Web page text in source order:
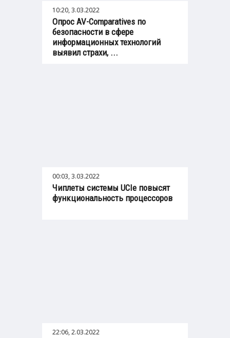
10:20, 3.03.2022
Опрос AV-Comparatives по
безопасности в сфере
информационных технологий
выявил страхи, ...
00:03, 3.03.2022
Чиплеты системы UCIe повысят
функциональность процессоров
22:06, 2.03.2022